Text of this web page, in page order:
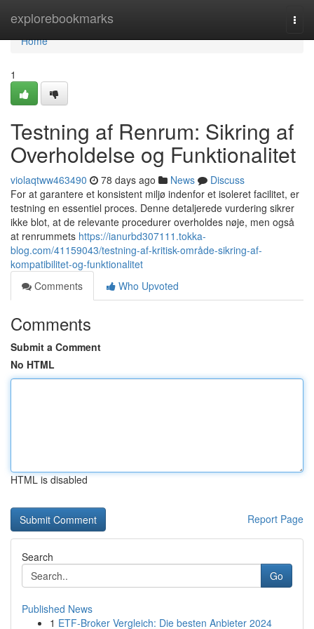
explorebookmarks
Home
Home
1
Testning af Renrum: Sikring af
Overholdelse og Funktionalitet
violaqtww463490 78 days ago News
Discuss
For at garantere et konsistent miljø indenfor et isoleret facilitet, er
testning en essentiel proces. Denne detaljerede vurdering sikrer
ikke blot, at de relevante procedurer overholdes nøje, men også
at renrummets https://ianurbd307111.tokka-
blog.com/41159043/testning-af-kritisk-område-sikring-af-
kompatibilitet-og-funktionalitet
Comments
Who Upvoted
Comments
Submit a Comment
No HTML
HTML is disabled
Report Page
Search
Go
Published News
1 ETF-Broker Vergleich: Die besten Anbieter 2024